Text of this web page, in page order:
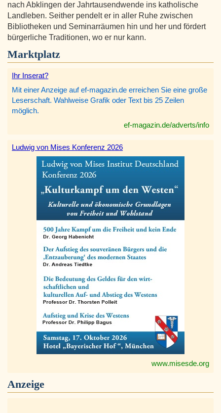
nach Abklingen der Jahrtausendwende ins katholische
Landleben. Seither pendelt er in aller Ruhe zwischen
Bibliotheken und Seminarräumen hin und her und fördert
bürgerliche Traditionen, wo er nur kann.
Marktplatz
Ihr Inserat?
Mit einer Anzeige auf ef-magazin.de erreichen Sie eine große
Leserschaft. Wahlweise Grafik oder Text bis 25 Zeilen
möglich.
ef-magazin.de/adverts/info
Ludwig von Mises Konferenz 2026
www.misesde.org
Anzeige